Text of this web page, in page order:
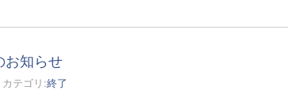
お知らせ
テゴリ:終了